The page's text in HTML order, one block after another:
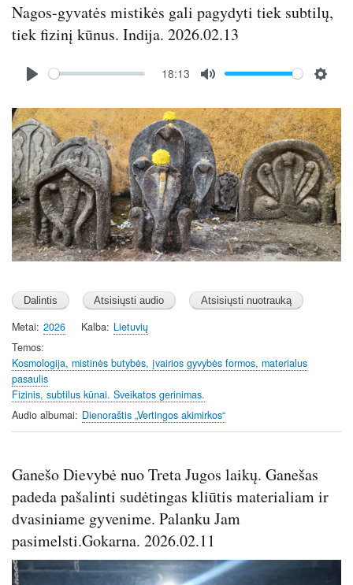
Nagos-gyvatės mistikės gali pagydyti tiek subtilų,
tiek fizinį kūnus. Indija. 2026.02.13
l
a
y
18:13
u
t
e
e
t
t
i
n
g
s
Image
Metai 2026 Kalba Lietuvių
Temos
Kosmologija, mistinės butybės, įvairios gyvybės formos, materialus
pasaulis
Fizinis, subtilus kūnai. Sveikatos gerinimas.
Audio albumai
Dienoraštis „Vertingos akimirkos“
Ganešo Dievybė nuo Treta Jugos laikų. Ganešas
padeda pašalinti sudėtingas kliūtis materialiam ir
dvasiniame gyvenime. Palanku Jam
pasimelsti.Gokarna. 2026.02.11
Image